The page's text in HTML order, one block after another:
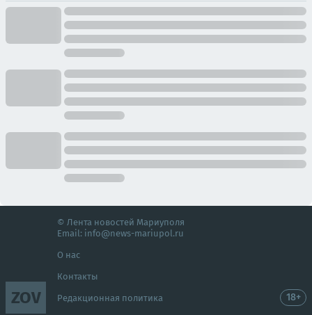
ZOV
© Лента новостей Мариуполя
Email: info@news-mariupol.ru
О нас
Контакты
Редакционная политика 18+